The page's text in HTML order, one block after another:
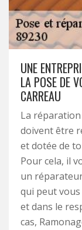
UNE
LA POSE DE
CARREAU
La réparation
doivent être
et dotée de
Pour cela, il
un
qui peut
et dans le
cas,